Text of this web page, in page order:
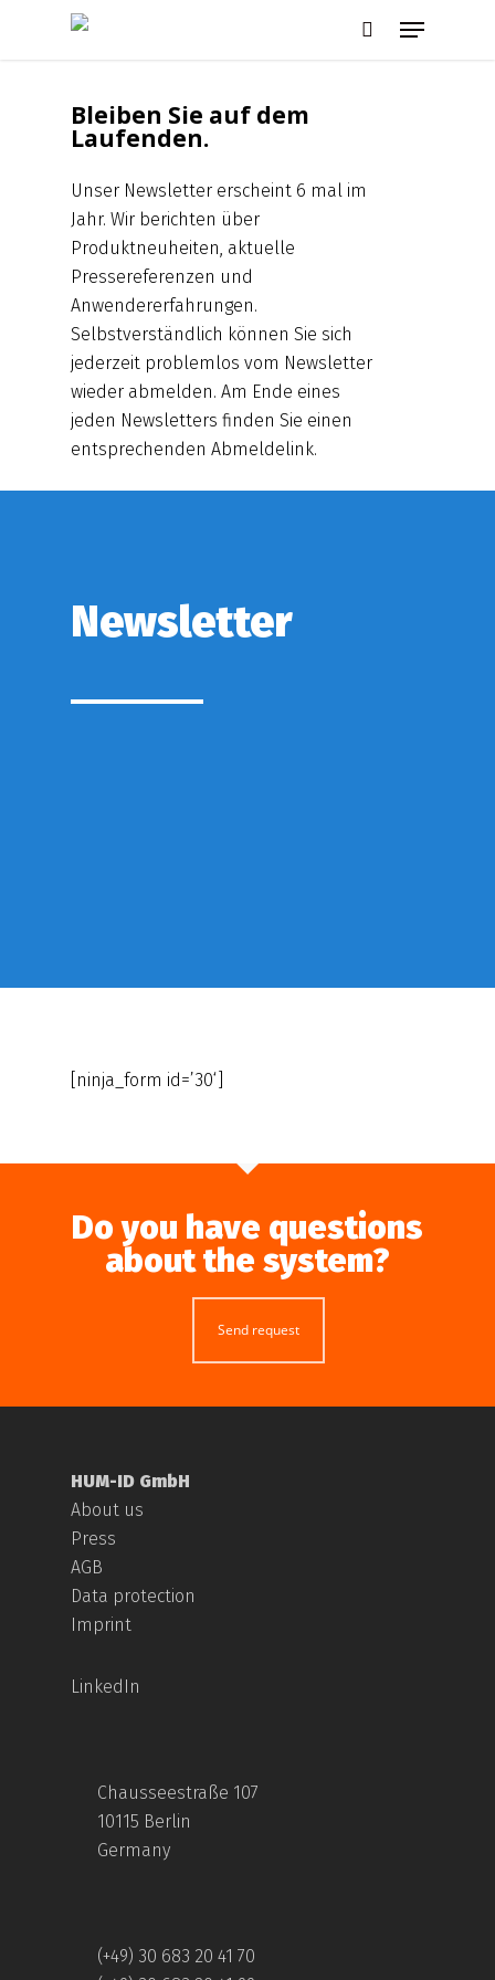
Menu
Bleiben Sie auf dem
Laufenden.
Unser Newsletter erscheint 6 mal im
Jahr. Wir berichten über
Produktneuheiten, aktuelle
Pressereferenzen und
Anwendererfahrungen.
Selbstverständlich können Sie sich
jederzeit problemlos vom Newsletter
wieder abmelden. Am Ende eines
jeden Newsletters finden Sie einen
entsprechenden Abmeldelink.
Newsletter
[ninja_form id=’30‘]
Do you have questions
about the system?
Send request
HUM-ID GmbH
About us
Press
AGB
Data protection
Imprint
LinkedIn
Chausseestraße 107
10115 Berlin
Germany
(+49) 30 683 20 41 70